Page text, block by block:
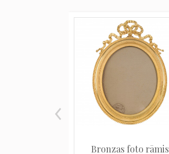
Bronzas foto rāmis